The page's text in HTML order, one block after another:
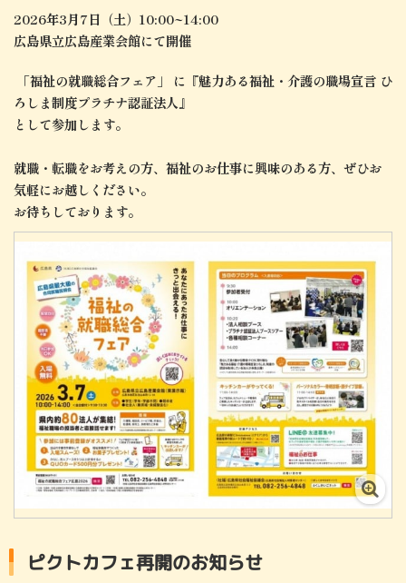
2026年3月7日（土）10:00~14:00
広島県立広島産業会館にて開催
「福祉の就職総合フェア」 に 『魅力ある福祉・介護の職場宣言 ひ
ろしま制度プラチナ認証法人』
として参加します。
就職・転職をお考えの方、 福祉のお仕事に興味のある方、 ぜひお
気軽にお越しください。
お待ちしております。
ピクトカフェ再開のお知らせ